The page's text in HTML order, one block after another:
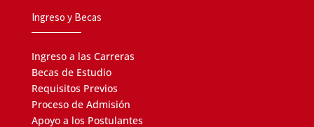
Ingreso y Becas
Ingreso a las Carreras
Becas de Estudio
Requisitos Previos
Proceso de Admisión
Apoyo a los Postulantes